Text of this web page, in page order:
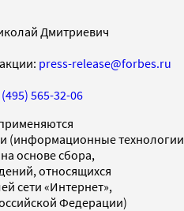
Дмитриевич
press-release@forbes.ru
565-32-06
(информационные технологии
основе сбора,
относящихся
сети «Интернет»,
Федерации)